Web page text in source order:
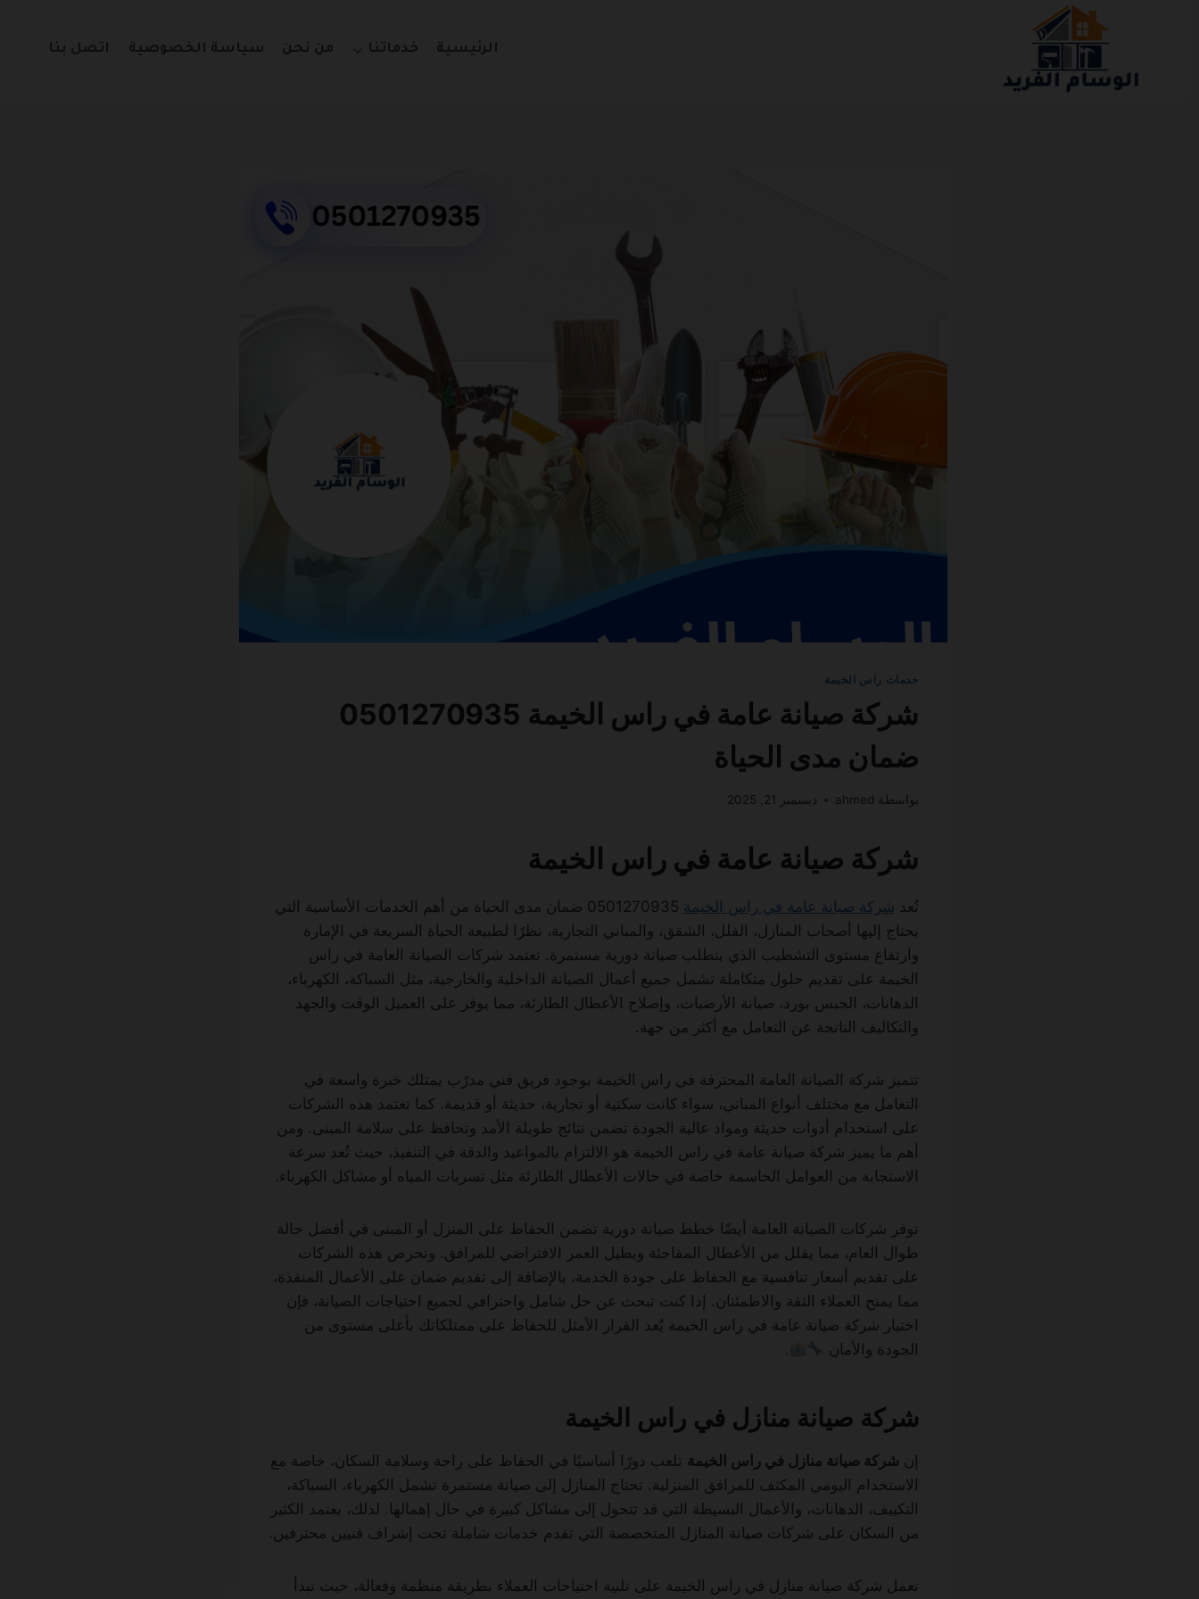
الرئيسية خدماتنا من نحن سياسة الخصوصية اتصل بنا
خدمات راس الخيمة
شركة صيانة عامة في راس الخيمة 0501270935
ضمان مدى الحياة
بواسطة ahmed ديسمبر 21, 2025
شركة صيانة عامة في راس الخيمة
تُعد شركة صيانة عامة في راس الخيمة
0501270935 ضمان مدى الحياة من أهم الخدمات الأساسية التي
يحتاج إليها أصحاب المنازل، الفلل، الشقق، والمباني التجارية، نظرًا لطبيعة الحياة السريعة في الإمارة
وارتفاع مستوى التشطيب الذي يتطلب صيانة دورية مستمرة. تعتمد شركات الصيانة العامة في راس
الخيمة على تقديم حلول متكاملة تشمل جميع أعمال الصيانة الداخلية والخارجية، مثل السباكة، الكهرباء،
الدهانات، الجبس بورد، صيانة الأرضيات، وإصلاح الأعطال الطارئة، مما يوفر على العميل الوقت والجهد
والتكاليف الناتجة عن التعامل مع أكثر من جهة.
تتميز شركة الصيانة العامة المحترفة في راس الخيمة بوجود فريق فني مدرّب يمتلك خبرة واسعة في
التعامل مع مختلف أنواع المباني، سواء كانت سكنية أو تجارية، حديثة أو قديمة. كما تعتمد هذه الشركات
على استخدام أدوات حديثة ومواد عالية الجودة تضمن نتائج طويلة الأمد وتحافظ على سلامة المبنى. ومن
أهم ما يميز شركة صيانة عامة في راس الخيمة هو الالتزام بالمواعيد والدقة في التنفيذ، حيث تُعد سرعة
الاستجابة من العوامل الحاسمة خاصة في حالات الأعطال الطارئة مثل تسربات المياه أو مشاكل الكهرباء.
توفر شركات الصيانة العامة أيضًا خطط صيانة دورية تضمن الحفاظ على المنزل أو المبنى في أفضل حالة
طوال العام، مما يقلل من الأعطال المفاجئة ويطيل العمر الافتراضي للمرافق. وتحرص هذه الشركات
على تقديم أسعار تنافسية مع الحفاظ على جودة الخدمة، بالإضافة إلى تقديم ضمان على الأعمال المنفذة،
مما يمنح العملاء الثقة والاطمئنان. إذا كنت تبحث عن حل شامل واحترافي لجميع احتياجات الصيانة، فإن
اختيار شركة صيانة عامة في راس الخيمة يُعد القرار الأمثل للحفاظ على ممتلكاتك بأعلى مستوى من
الجودة والأمان
.
شركة صيانة منازل في راس الخيمة
إن شركة صيانة منازل في راس الخيمة تلعب دورًا أساسيًا في الحفاظ على راحة وسلامة السكان، خاصة مع
الاستخدام اليومي المكثف للمرافق المنزلية. تحتاج المنازل إلى صيانة مستمرة تشمل الكهرباء، السباكة،
التكييف، الدهانات، والأعمال البسيطة التي قد تتحول إلى مشاكل كبيرة في حال إهمالها. لذلك، يعتمد الكثير
من السكان على شركات صيانة المنازل المتخصصة التي تقدم خدمات شاملة تحت إشراف فنيين محترفين.
تعمل شركة صيانة منازل في راس الخيمة على تلبية احتياجات العملاء بطريقة منظمة وفعالة، حيث تبدأ